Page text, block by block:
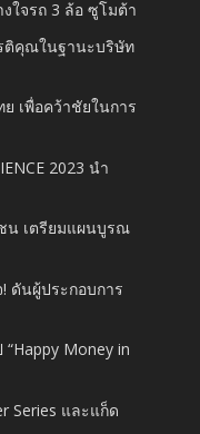
ใจรถ 3 ล้อ ซูโมต้า
ติคุณในฐานะบริษัท
เพื่อคว้าชัยในการ
2023 นำ
น เตรียมแผนบูรณ
ดันผู้ประกอบการ
Money in
Series และแก็ด